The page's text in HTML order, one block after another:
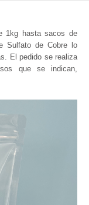
1kg hasta sacos de
Sulfato de Cobre lo
El pedido se realiza
que se indican,